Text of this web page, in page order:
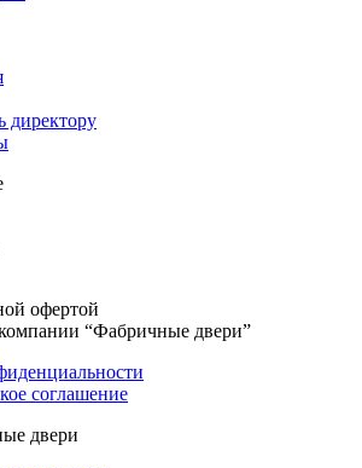
директору
офертой
“Фабричные двери”
соглашение
двери